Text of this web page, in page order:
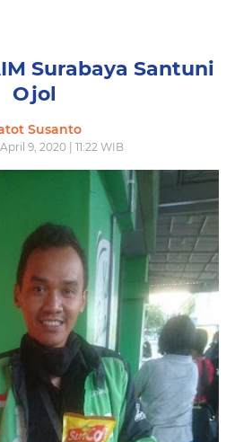
Surabaya Santuni
Ojol
Susanto
9, 2020 | 11:22 WIB